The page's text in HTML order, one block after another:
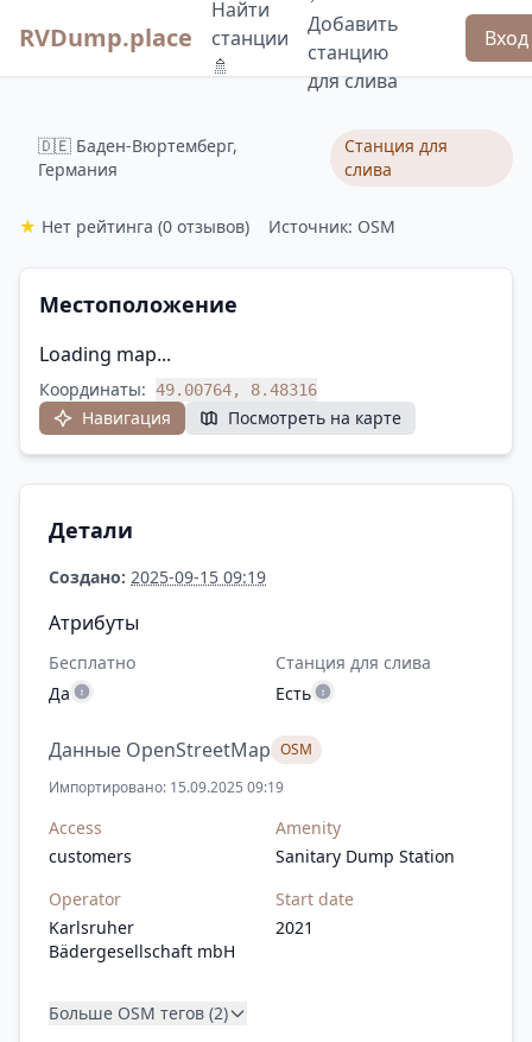
RVDump.place
Найти
станции
🚿
Добавить
станцию
для слива
Вход
🇩🇪 Баден-Вюртемберг,
Германия
Станция для
слива
★ Нет рейтинга (0 отзывов) Источник: OSM
Местоположение
Loading map...
Координаты: 49.00764, 8.48316
Навигация Посмотреть на карте
Детали
Создано: 2025-09-15 09:19
Атрибуты
Бесплатно
Да
Станция для слива
Есть
Данные OpenStreetMap OSM
Импортировано: 15.09.2025 09:19
Access
customers
Amenity
Sanitary Dump Station
Operator
Karlsruher
Bädergesellschaft mbH
Start date
2021
Больше OSM тегов (2)